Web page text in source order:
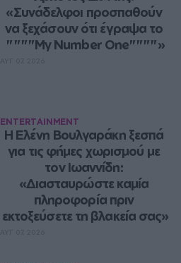
«Συνάδελφοι προσπαθούν
να ξεχάσουν ότι έγραψα το
""""My Number One""""»
ENTERTAINMENT
Η Ελένη Βουλγαράκη ξεσπά
για τις φήμες χωρισμού με
τον Ιωαννίδη:
«Διασταυρώστε καμία
πληροφορία πριν
εκτοξεύσετε τη βλακεία σας»